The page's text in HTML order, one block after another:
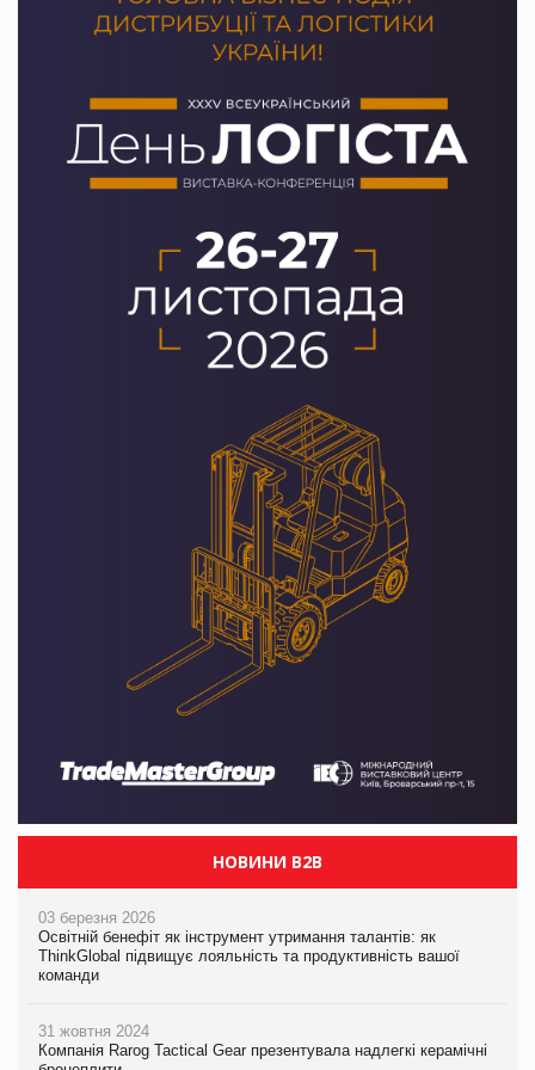
НОВИНИ B2B
03 березня 2026
Освітній бенефіт як інструмент утримання талантів: як
ThinkGlobal підвищує лояльність та продуктивність вашої
команди
31 жовтня 2024
Компанія Rarog Tactical Gear презентувала надлегкі керамічні